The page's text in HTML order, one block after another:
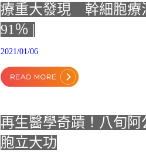
療重大發現 幹細胞療
91％ |
2021/01/06
再生醫學奇蹟！八旬阿
胞立大功